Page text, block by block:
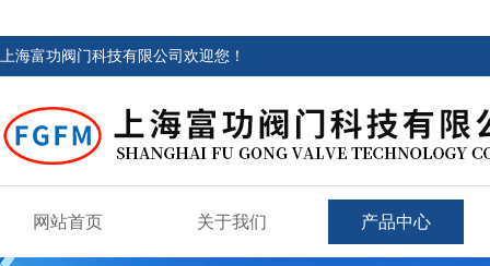
上海富功阀门科技有限公司欢迎您！
网站首页 关于我们 产品中心